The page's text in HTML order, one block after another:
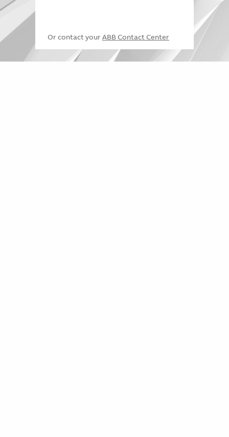
Or contact your ABB Contact Center